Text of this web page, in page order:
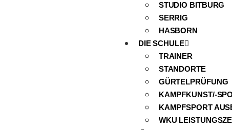
STUDIO BITBURG
SERRIG
HASBORN
DIE SCHULE
TRAINER
STANDORTE
GÜRTELPRÜFUNG
KAMPFKUNST/-
KAMPFSPORT
WKU